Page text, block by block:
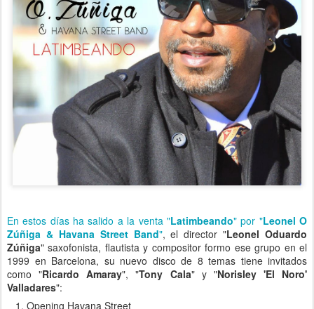
En estos días ha salido a la venta "Latimbeando" por "Leonel O
Zúñiga & Havana Street Band", el director "Leonel Oduardo
Zúñiga" saxofonista, flautista y compositor formo ese grupo en el
1999 en Barcelona, su nuevo disco de 8 temas tiene invitados
como "Ricardo Amaray", "Tony Cala" y "Norisley 'El Noro'
Valladares":
Opening Havana Street